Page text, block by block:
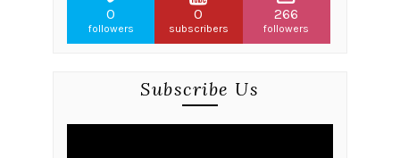
0
followers
0
subscribers
266
followers
Subscribe Us